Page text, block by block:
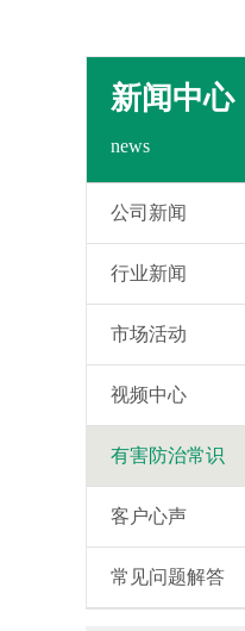
新闻中心
news
公司新闻
行业新闻
市场活动
视频中心
有害防治常识
客户心声
常见问题解答